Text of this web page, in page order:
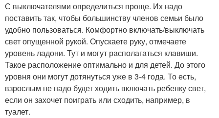
С выключателями определиться проще. Их надо
поставить так, чтобы большинству членов семьи было
удобно пользоваться. Комфортно включать/выключать
свет опущенной рукой. Опускаете руку, отмечаете
уровень ладони. Тут и могут располагаться клавиши.
Такое расположение оптимально и для детей. До этого
уровня они могут дотянуться уже в 3-4 года. То есть,
взрослым не надо будет ходить включать ребенку свет,
если он захочет поиграть или сходить, например, в
туалет.